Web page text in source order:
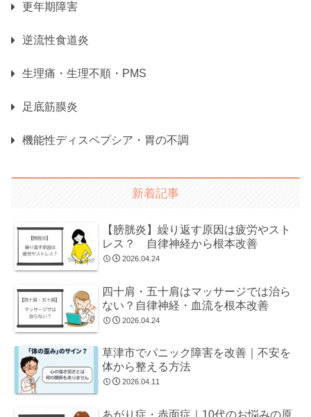
更年期障害
逆流性食道炎
生理痛・生理不順・PMS
足底筋膜炎
機能性ディスペプシア・胃の不調
新着記事
【膀胱炎】繰り返す原因は疲労やスト
レス？ 自律神経から根本改善
2026.04.24
四十肩・五十肩はマッサージでは治ら
ない？自律神経・血流を根本改善
2026.04.24
草津市でパニック障害を改善｜不安を
体から整える方法
2026.04.11
あがり症・赤面症｜10代のお悩みの原